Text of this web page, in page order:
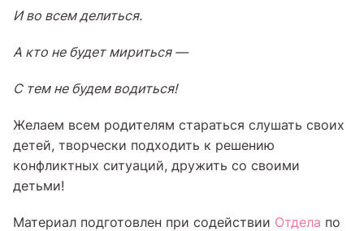
И во всем делиться.
А кто не будет мириться —
С тем не будем водиться!
Желаем всем родителям стараться слушать своих
детей, творчески подходить к решению
конфликтных ситуаций, дружить со своими
детьми!
Материал подготовлен при содействии Отдела по